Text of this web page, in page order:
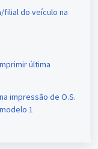
filial do veículo na
última
impressão de O.S.
1